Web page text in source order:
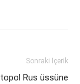
Sonraki İçerik
Rus üssüne